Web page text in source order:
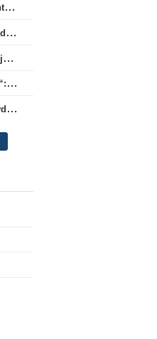
Turo anonsas: tiesioginių konkurentų dvikova Gargžduose
Informacija žiūrovams rugpjūčio 6 d. UEFA rungtynėms
M. Capanas: „Prieš pusmetį negalėjau net įsivaizduoti, kad žaisime prieš „Hajduk“
A. Skerla prieš dvikovą su „Hajduk“: „Tai kito kalibro komanda“
Turo apžvalga: dar vienas naujas lyderis